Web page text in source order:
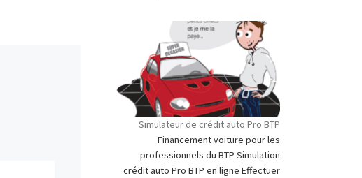
Simulateur de crédit auto Pro BTP
Financement voiture pour les
professionnels du BTP Simulation
crédit auto Pro BTP en ligne Effectuer